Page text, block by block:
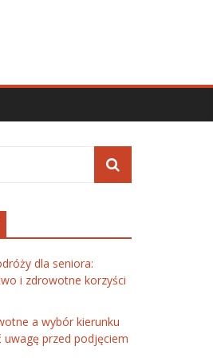
dla seniora:
i zdrowotne korzyści
a wybór kierunku
przed podjęciem